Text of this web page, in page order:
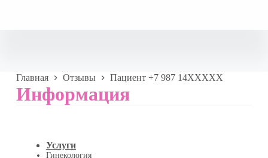
Главная Отзывы Пациент +7 987 14XXXXX
Информация
Услуги
Гинекология